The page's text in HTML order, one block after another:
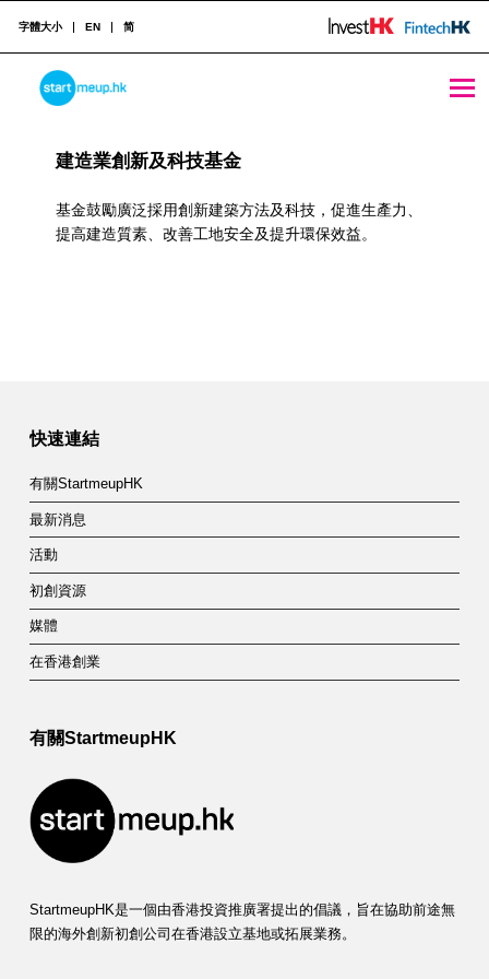
STARTMEUPHK
字體大小 EN 简
R
e
C
a
t
e
g
o
r
y
C
o
s
建造業創新及科技基金
基金鼓勵廣泛採用創新建築方法及科技，促進生產力、
提高建造質素、改善工地安全及提升環保效益。
快速連結
有關StartmeupHK
最新消息
活動
初創資源
媒體
在香港創業
有關StartmeupHK
StartmeupHK是一個由香港投資推廣署提出的倡議，旨在協助前途無
限的海外創新初創公司在香港設立基地或拓展業務。